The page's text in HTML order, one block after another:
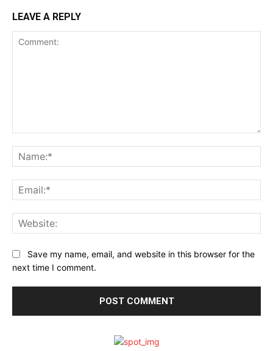
LEAVE A REPLY
Save my name, email, and website in this browser for the
next time I comment.